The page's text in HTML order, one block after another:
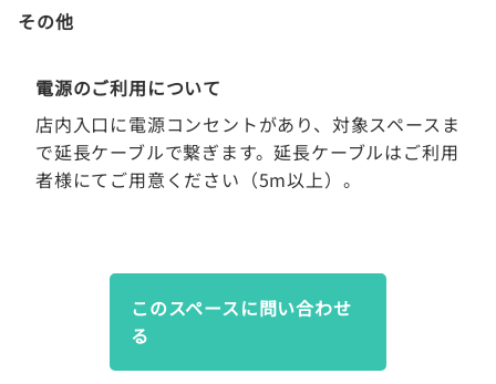
その他
電源のご利用について
店内入口に電源コンセントがあり、対象スペースま
で延長ケーブルで繋ぎます。延長ケーブルはご利用
者様にてご用意ください（5m以上）。
このスペースに問い合わせ
る